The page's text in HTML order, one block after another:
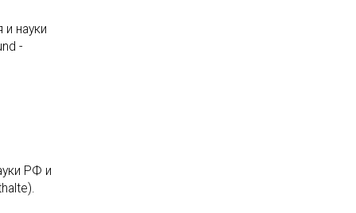
науки
-
РФ и